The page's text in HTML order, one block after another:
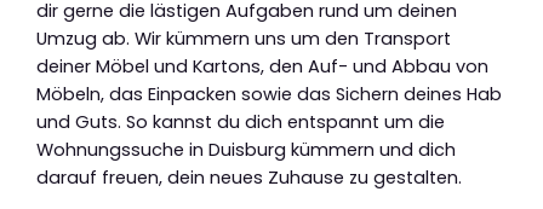
dir gerne die lästigen Aufgaben rund um deinen
Umzug ab. Wir kümmern uns um den Transport
deiner Möbel und Kartons, den Auf- und Abbau von
Möbeln, das Einpacken sowie das Sichern deines Hab
und Guts. So kannst du dich entspannt um die
Wohnungssuche in Duisburg kümmern und dich
darauf freuen, dein neues Zuhause zu gestalten.